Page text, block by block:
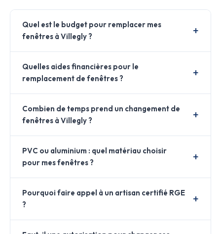
Quel est le budget pour remplacer mes
fenêtres à Villegly ?
Quelles aides financières pour le
remplacement de fenêtres ?
Combien de temps prend un changement de
fenêtres à Villegly ?
PVC ou aluminium : quel matériau choisir
pour mes fenêtres ?
Pourquoi faire appel à un artisan certifié RGE
?